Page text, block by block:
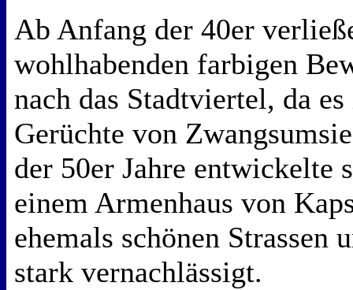
Ab Anfang der 40er
wohlhabenden farbigen
nach das Stadtviertel, da
Gerüchte von
der 50er Jahre entwickelte
einem Armenhaus von
ehemals schönen Strassen
stark vernachlässigt.